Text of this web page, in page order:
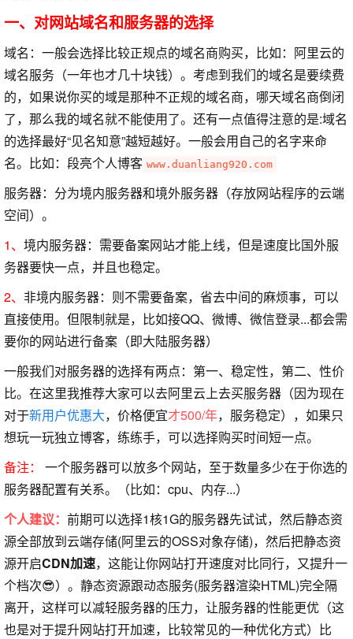
一、对网站域名和服务器的选择
域名：一般会选择比较正规点的域名商购买，比如：阿里云的
域名服务（一年也才几十块钱）。考虑到我们的域名是要续费
的，如果说你买的域是那种不正规的域名商，哪天域名商倒闭
了，那么我的域名就不能使用了。还有一点值得注意的是:域名
的选择最好“见名知意”越短越好。一般会用自己的名字来命
名。比如：段亮个人博客 www.duanliang920.com
服务器：分为境内服务器和境外服务器（存放网站程序的云端
空间）。
1、 境内服务器：需要备案网站才能上线，但是速度比国外服
务器要快一点，并且也稳定。
2、 非境内服务器：则不需要备案，省去中间的麻烦事，可以
直接使用。但限制就是，比如接QQ、微博、微信登录...都会需
要你的网站进行备案（即大陆服务器）
一般我们对服务器的选择有两点：第一、稳定性，第二、性价
比。在这里我推荐大家可以去阿里云上去买服务器（因为现在
对于新用户优惠大，价格便宜才500/年，服务稳定），如果只
想玩一玩独立博客，练练手，可以选择购买时间短一点。
备注：
一个服务器可以放多个网站，至于数量多少在于你选的
服务器配置有关系。（比如：cpu、内存...）
个人建议： 前期可以选择1核1G的服务器先试试，然后静态资
源全部放到云端存储(阿里云的OSS对象存储)，然后把静态资
源开启CDN加速，这能让你网站打开速度对比同行，又提升一
个档次😎）。静态资源跟动态服务(服务器渲染HTML)完全隔
离开，这样可以减轻服务器的压力，让服务器的性能更优（这
也是对于提升网站打开加速，比较常见的一种优化方式）比